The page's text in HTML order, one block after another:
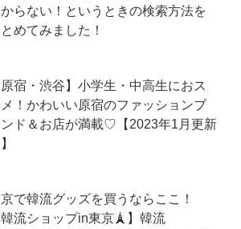
らない！というときの検索方法を
めてみました！
原宿・渋谷】小学生・中高生におス
！かわいい原宿のファッションブ
ド＆お店が満載♡【2023年1月更新
で韓流グッズを買うならここ！
韓流ショップin東京🗼】韓流